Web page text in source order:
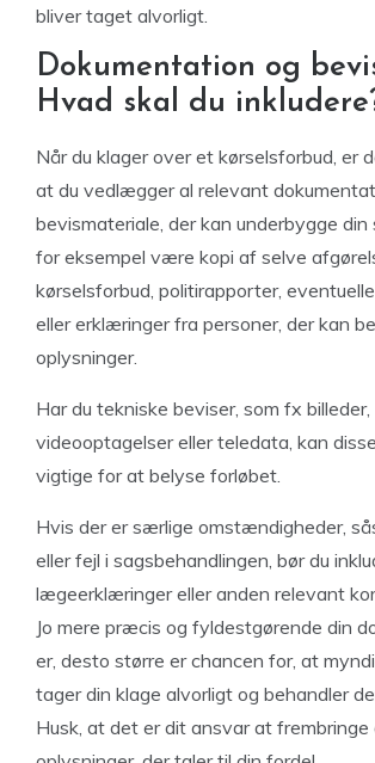
bliver taget alvorligt.
Dokumentation og
Hvad skal du
Når du klager over et kørselsforbud, er
at du vedlægger al relevant
bevismateriale, der kan underbygge din
for eksempel være kopi af selve
kørselsforbud, politirapporter,
eller erklæringer fra personer, der kan
oplysninger.
Har du tekniske beviser, som fx billeder,
videooptagelser eller teledata, kan
vigtige for at belyse forløbet.
Hvis der er særlige omstændigheder,
eller fejl i sagsbehandlingen, bør du
lægeerklæringer eller anden relevant
Jo mere præcis og fyldestgørende din
er, desto større er chancen for, at
tager din klage alvorligt og behandler
Husk, at det er dit ansvar at frembringe